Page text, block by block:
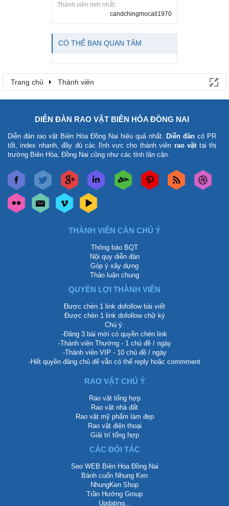
Thành viên mới nhất:
candchingmocall1970
CÓ THỂ BẠN QUAN TÂM
Trang chủ Thành viên
DIỄN ĐÀN RAO VẶT BIÊN HÒA ĐỒNG NAI
Diễn đàn rao vặt Biên Hòa Đồng Nai hiệu quả nhất. Diễn đàn có PR
tốt, index nhanh, đầy đủ các lĩnh vực cho thành viên rao vặttại thị
trường Biên Hòa, Đồng Nai cũng như các tỉnh lân cận.
THÀNH VIÊN CẦN CHÚ Ý
Thông báo BQT
Nội quy diễn đàn
Góp ý xây dựng
Thảo luận chung
QUYỀN LỢI THÀNH VIÊN
Được chèn 1 link dofollow bài viết
Được chèn 1 link dofollow chữ ký
Chú ý:
-Đăng 3 bài mới có quyền chèn link
-Thành viên Thường - 1 chủ đề / ngày
-Thành viên VIP - 10 chủ đề / ngày
-Hết quyền đăng chủ để vẫn có thể reply hoặc commment
RAO VẶT CHÚ Ý
Rao vặt tổng hợp
Rao vặt nhà đất
Rao vặt mỹ phẩm làm đẹp
Rao vặt điện thoại
Giải trí tổng hợp
CÁC ĐỐI TÁC
Seo WEB Biên Hòa Đồng Nai
Bánh cuốn Nhung Ken
NhungKen Shop
Trần Hướng Group
Updating...